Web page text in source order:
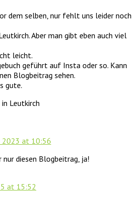
dem selben, nur fehlt uns leider noch
Aber man gibt eben auch viel
leicht.
geführt auf Insta oder so. Kann
Blogbeitrag sehen.
gute.
Leutkirch
2023 at 10:56
nur diesen Blogbeitrag, ja!
at 15:52